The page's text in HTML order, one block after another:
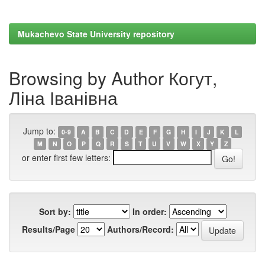
Mukachevo State University repository
Browsing by Author Когут,
Ліна Іванівна
Jump to: 0-9 A B C D E F G H I J K
L
M
N O P Q R S T U V W X Y Z
or enter first few letters:
Sort by:
In order:
Results/Page
Authors/Record: